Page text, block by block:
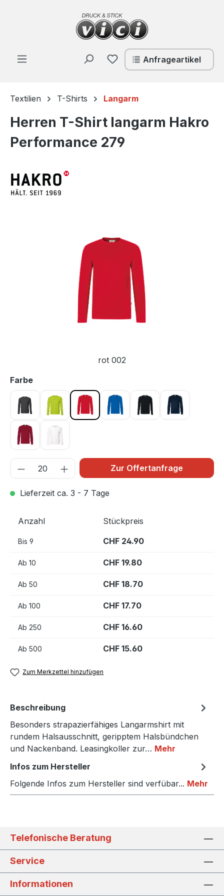
Zum Hauptinhalt springen
Du hast 0 Produkte auf
Anfrageartikel
Textilien T-Shirts Langarm
Herren T-Shirt langarm Hakro
Performance 279
rot 002
Farbeauswählen
karbongrau 064
kiwi 040 rot 002 royalblau 010schwarz 005tinte 034
weinrot 017weiß 001
Zur Offertanfrage
Lieferzeit ca. 3 - 7 Tage
Anzahl Stückpreis
Bis 9 CHF 24.90
Ab 10 CHF 19.80
Ab 50 CHF 18.70
Ab 100 CHF 17.70
Ab 250 CHF 16.60
Ab 500 CHF 15.60
Zum Merkzettel hinzufügen
Beschreibung
Besonders strapazierfähiges Langarmshirt mit
rundem Halsausschnitt, geripptem Halsbündchen
und Nackenband. Leasingkoller zur… Mehr
Infos zum Hersteller
Folgende Infos zum Hersteller sind verfübar... Mehr
Telefonische Beratung
Service
Informationen